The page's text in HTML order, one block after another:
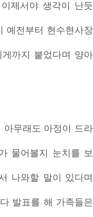
제서야 생각이 난듯
예전부터 현수현사장
까지 붙었다며 양아
아무래도 아정이 드라
물어볼지 눈치를 보
나와할 말이 있다며
발표를 해 가족들은